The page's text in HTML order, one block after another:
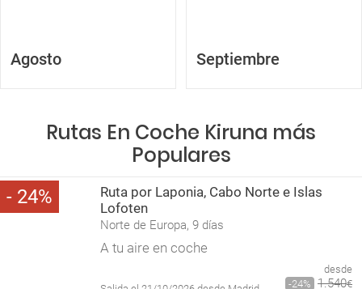
Agosto Septiembre
Rutas En Coche Kiruna más
Populares
24
Ruta por Laponia, Cabo Norte e Islas
Lofoten
Norte de Europa, 9 días
A tu aire en coche
desde
24
1.540€